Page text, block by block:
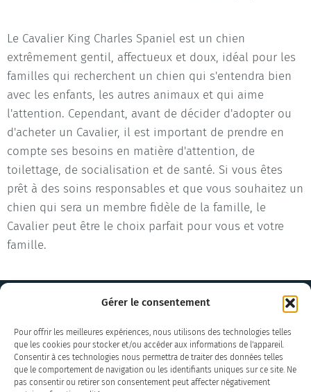
Gérer le consentement
Pour offrir les meilleures expériences, nous utilisons des technologies telles
que les cookies pour stocker et/ou accéder aux informations de l'appareil.
Consentir à ces technologies nous permettra de traiter des données telles
que le comportement de navigation ou les identifiants uniques sur ce site. Ne
pas consentir ou retirer son consentement peut affecter négativement
Le Cavalier King Charles Spaniel est un chien
extrêmement gentil, affectueux et doux, idéal pour les
familles qui recherchent un chien qui s'entendra bien
avec les enfants, les autres animaux et qui aime
l'attention. Cependant, avant de décider d'adopter ou
d'acheter un Cavalier, il est important de prendre en
compte ses besoins en matière d'attention, de
toilettage, de socialisation et de santé. Si vous êtes
prêt à des soins responsables et que vous souhaitez un
chien qui sera un membre fidèle de la famille, le
Cavalier peut être le choix parfait pour vous et votre
famille.